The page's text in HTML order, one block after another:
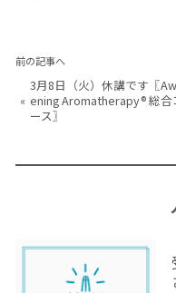
前の記事へ
«
3月8日（火）休講です〖
ening Aromatherapy® 総合
ース〗